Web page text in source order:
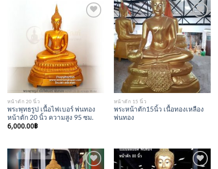
หน้าตัก 20 นิ้ว
พระพุทธรูป เนื้อไฟเบอร์ พ่นทอง
หน้าตัก 20 นิ้ว ความสูง 95 ซม.
6,000.00฿
Add to
Wishlist
หน้าตัก 15 นิ้ว
พระหน้าตัก15นิ้ว เนื้อทองเหลือง
พ่นทอง